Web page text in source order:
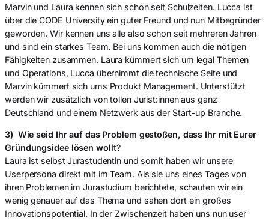
Marvin und Laura kennen sich schon seit Schulzeiten. Lucca ist
über die CODE University ein guter Freund und nun Mitbegründer
geworden. Wir kennen uns alle also schon seit mehreren Jahren
und sind ein starkes Team. Bei uns kommen auch die nötigen
Fähigkeiten zusammen. Laura kümmert sich um legal Themen
und Operations, Lucca übernimmt die technische Seite und
Marvin kümmert sich ums Produkt Management. Unterstützt
werden wir zusätzlich von tollen Jurist:innen aus ganz
Deutschland und einem Netzwerk aus der Start-up Branche.
3) Wie seid Ihr auf das Problem gestoßen, dass Ihr mit Eurer
Gründungsidee lösen wollt?
Laura ist selbst Jurastudentin und somit haben wir unsere
Userpersona direkt mit im Team. Als sie uns eines Tages von
ihren Problemen im Jurastudium berichtete, schauten wir ein
wenig genauer auf das Thema und sahen dort ein großes
Innovationspotential. In der Zwischenzeit haben uns nun user